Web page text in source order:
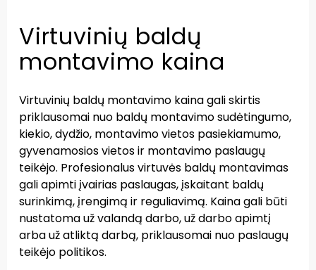
Virtuvinių baldų
montavimo kaina
Virtuvinių baldų montavimo kaina gali skirtis
priklausomai nuo baldų montavimo sudėtingumo,
kiekio, dydžio, montavimo vietos pasiekiamumo,
gyvenamosios vietos ir montavimo paslaugų
teikėjo. Profesionalus virtuvės baldų montavimas
gali apimti įvairias paslaugas, įskaitant baldų
surinkimą, įrengimą ir reguliavimą. Kaina gali būti
nustatoma už valandą darbo, už darbo apimtį
arba už atliktą darbą, priklausomai nuo paslaugų
teikėjo politikos.